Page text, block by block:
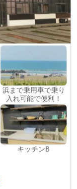
浜まで乗用車で乗り
入れ可能で便利！
キッチンB